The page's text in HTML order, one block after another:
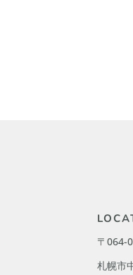
〒064-
札幌市